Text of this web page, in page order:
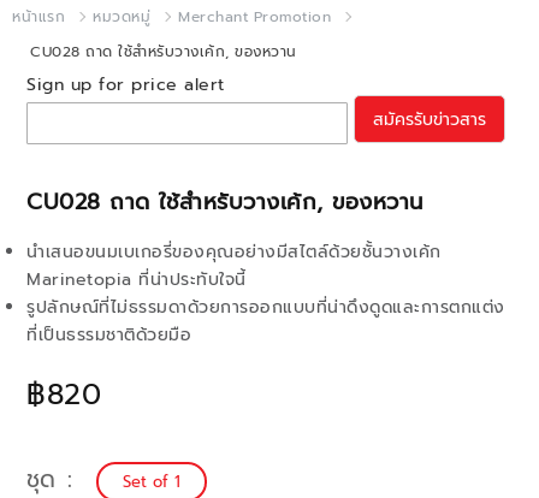
หน้าแรก หมวดหมู่
Merchant Promotion
CU028 ถาด ใช้สำหรับวางเค้ก, ของหวาน
CU028 ถาด ใช้สำหรับวางเค้ก, ของหวาน
฿820
นำเสนอขนมเบเกอรี่ของคุณอย่างมีสไตล์ด้วยชั้นวางเค้ก
Marinetopia ที่น่าประทับใจนี้
รูปลักษณ์ที่ไม่ธรรมดาด้วยการออกแบบที่น่าดึงดูดและการตกแต่ง
ที่เป็นธรรมชาติด้วยมือ
Sign up for price alert
สมัครรับข่าวสาร
ชุด Set of 1